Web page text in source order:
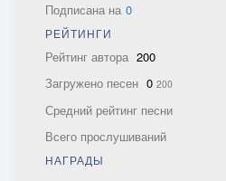
Подписана на 0
РЕЙТИНГИ
Рейтинг автора 200
Загружено песен 0 200
Средний рейтинг песни
Всего прослушиваний
НАГРАДЫ